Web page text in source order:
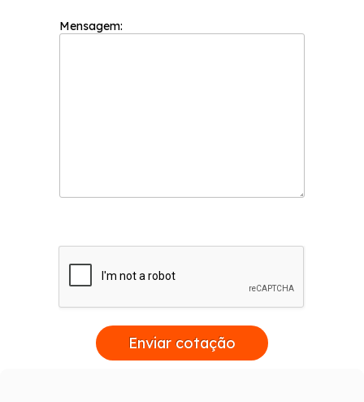
Mensagem:
Enviar cotação